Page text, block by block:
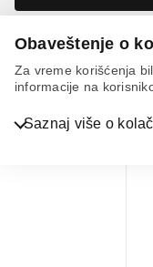
Obaveštenje o
Za vreme korišćenja
informacije na
Saznaj više o
Bela tehnika
Nega tela,